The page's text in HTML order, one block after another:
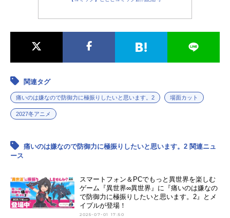
関連タグ
痛いのは嫌なので防御力に極振りしたいと思います。2 場面カット
2027冬アニメ
痛いのは嫌なので防御力に極振りしたいと思います。2 関連ニュ
ース
スマートフォン＆PCでもっと異世界を楽しむ
ゲーム『異世界∞異世界』に『痛いのは嫌なの
で防御力に極振りしたいと思います。2』とメ
イプルが登場！
2025-07-01 17:50